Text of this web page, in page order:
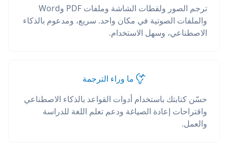
ترجم الصور ولقطات الشاشة وملفات PDF وWord
والملفات الصوتية في مكان واحد. سريع، ومدعوم بالذكاء
الاصطناعي، وسهل الاستخدام.
ما وراء الترجمة
حسّن كتابتك باستخدام أدوات القواعد بالذكاء الاصطناعي
واقتراحات إعادة الصياغة ودعم تعلم اللغة للدراسة
والعمل.